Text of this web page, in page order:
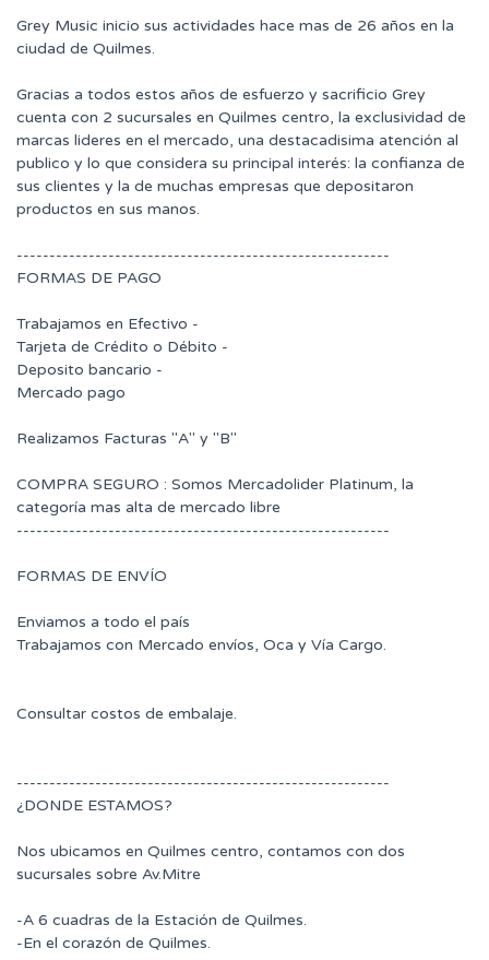
Grey Music inicio sus actividades hace mas de 26 años en la
ciudad de Quilmes.
Gracias a todos estos años de esfuerzo y sacrificio Grey
cuenta con 2 sucursales en Quilmes centro, la exclusividad de
marcas lideres en el mercado, una destacadisima atención al
publico y lo que considera su principal interés: la confianza de
sus clientes y la de muchas empresas que depositaron
productos en sus manos.
---------------------------------------------------------
FORMAS DE PAGO
Trabajamos en Efectivo -
Tarjeta de Crédito o Débito -
Deposito bancario -
Mercado pago
Realizamos Facturas "A" y "B"
COMPRA SEGURO : Somos Mercadolider Platinum, la
categoría mas alta de mercado libre
---------------------------------------------------------
FORMAS DE ENVÍO
Enviamos a todo el país
Trabajamos con Mercado envíos, Oca y Vía Cargo.
Consultar costos de embalaje.
---------------------------------------------------------
¿DONDE ESTAMOS?
Nos ubicamos en Quilmes centro, contamos con dos
sucursales sobre Av.Mitre
-A 6 cuadras de la Estación de Quilmes.
-En el corazón de Quilmes.